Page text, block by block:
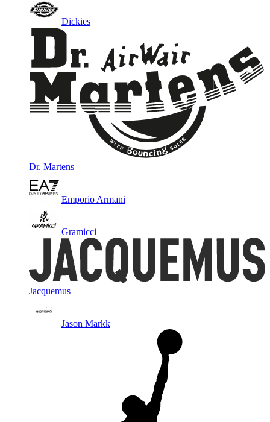
Dickies
Dr. Martens
Emporio Armani
Gramicci
Jacquemus
Jason Markk